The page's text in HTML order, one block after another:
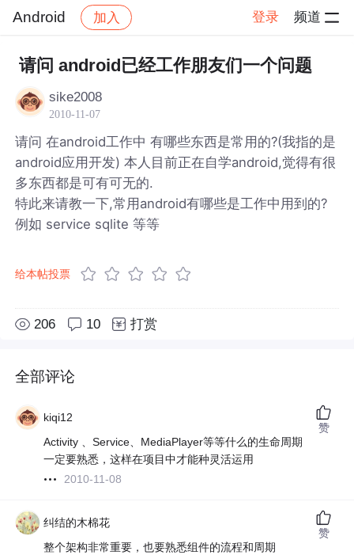
Android 加入 登录 频道
社区 Android 帖子详情
请问 android已经工作朋友们一个问题
sike2008
2010-11-07
请问 在android工作中 有哪些东西是常用的?(我指的是
android应用开发) 本人目前正在自学android,觉得有很
多东西都是可有可无的.
特此来请教一下,常用android有哪些是工作中用到的?
例如 service sqlite 等等
给本帖投票
206 10 打赏
全部评论
kiqi12
Activity 、Service、MediaPlayer等等什么的生命周期
一定要熟悉，这样在项目中才能种灵活运用
2010-11-08
赞
纠结的木棉花
整个架构非常重要，也要熟悉组件的流程和周期
赞